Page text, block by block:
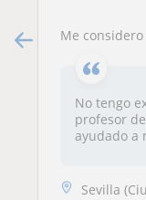
Me considero una persona
No tengo
profesor
ayudado a
Sevilla